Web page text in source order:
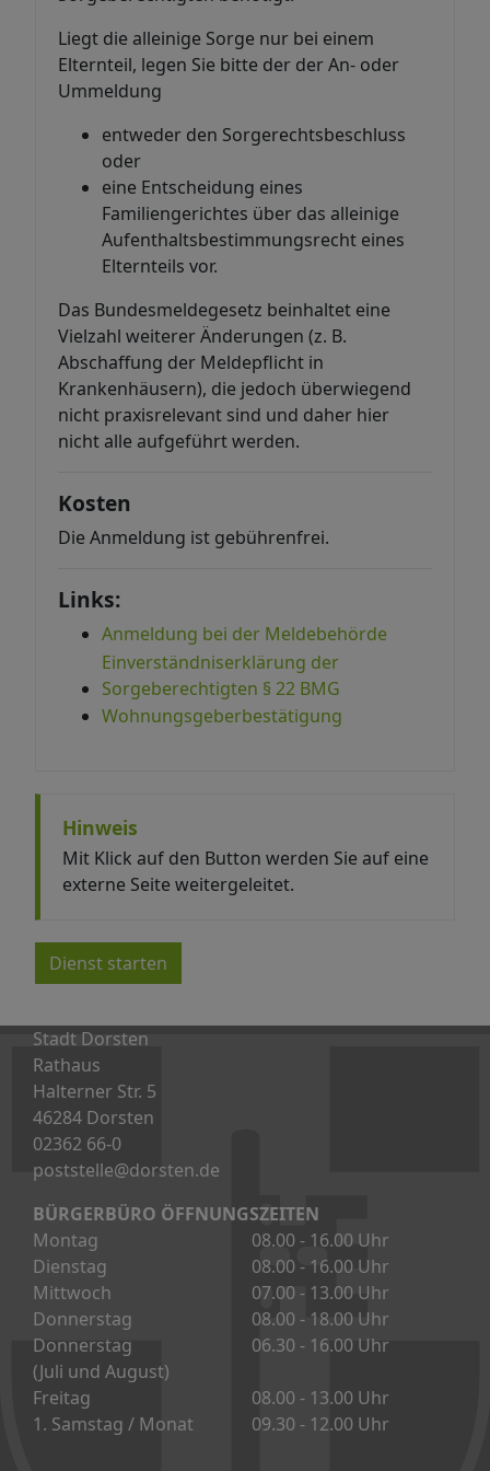
Liegt die alleinige Sorge nur bei einem
Elternteil, legen Sie bitte der der An- oder
Ummeldung
entweder den Sorgerechtsbeschluss
oder
eine Entscheidung eines
Familiengerichtes über das alleinige
Aufenthaltsbestimmungsrecht eines
Elternteils vor.
Das Bundesmeldegesetz beinhaltet eine
Vielzahl weiterer Änderungen (z. B.
Abschaffung der Meldepflicht in
Krankenhäusern), die jedoch überwiegend
nicht praxisrelevant sind und daher hier
nicht alle aufgeführt werden.
Kosten
Die Anmeldung ist gebührenfrei.
Links:
Anmeldung bei der Meldebehörde
Einverständniserklärung der
Sorgeberechtigten § 22 BMG
Wohnungsgeberbestätigung
Hinweis
Mit Klick auf den Button werden Sie auf eine
externe Seite weitergeleitet.
Dienst starten